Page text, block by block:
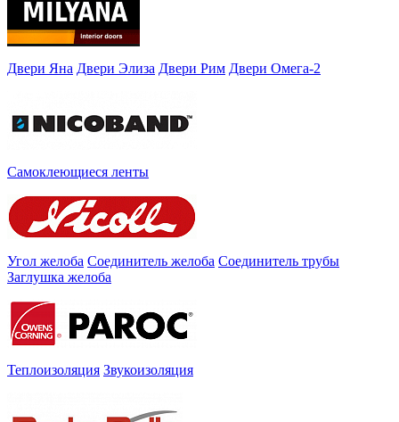
Двери Яна Двери Элиза Двери Рим Двери Омега-2
Самоклеющиеся ленты
Угол желоба Соединитель желоба Соединитель трубы
Заглушка желоба
Теплоизоляция Звукоизоляция